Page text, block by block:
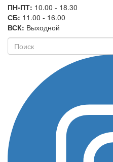
ПН-ПТ: 10.00 - 18.30
СБ: 11.00 - 16.00
ВСК: Выходной